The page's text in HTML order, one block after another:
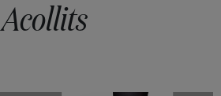
Acollits